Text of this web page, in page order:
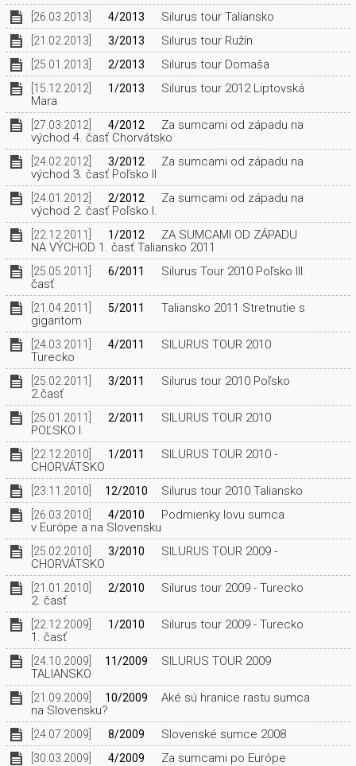
[26.03.2013] 4/2013 Silurus tour Taliansko
[21.02.2013] 3/2013 Silurus tour Ružín
[25.01.2013] 2/2013 Silurus tour Domaša
[15.12.2012] 1/2013
Silurus tour 2012 Liptovská
Mara
[27.03.2012] 4/2012
Za sumcami od západu na
východ 4. časť Chorvátsko
[24.02.2012] 3/2012
Za sumcami od západu na
východ 3. časť Poľsko II
[24.01.2012] 2/2012
Za sumcami od západu na
východ 2. časť Poľsko I.
[22.12.2011] 1/2012
ZA SUMCAMI OD ZÁPADU
NA VÝCHOD 1. časť Taliansko 2011
[25.05.2011] 6/2011
Silurus Tour 2010 Poľsko III.
časť
[21.04.2011] 5/2011
Taliansko 2011 Stretnutie s
gigantom
[24.03.2011] 4/2011
SILURUS TOUR 2010
Turecko
[25.02.2011] 3/2011
Silurus tour 2010 Poľsko
2.časť
[25.01.2011] 2/2011
SILURUS TOUR 2010
POĽSKO I.
[22.12.2010] 1/2011
SILURUS TOUR 2010 -
CHORVÁTSKO
[23.11.2010] 12/2010 Silurus tour 2010 Taliansko
[26.03.2010] 4/2010
Podmienky lovu sumca
v Európe a na Slovensku
[25.02.2010] 3/2010
SILURUS TOUR 2009 -
CHORVÁTSKO
[21.01.2010] 2/2010
Silurus tour 2009 - Turecko
2. časť
[22.12.2009] 1/2010
Silurus tour 2009 - Turecko
1. časť
[24.10.2009] 11/2009
SILURUS TOUR 2009
TALIANSKO
[21.09.2009] 10/2009
Aké sú hranice rastu sumca
na Slovensku?
[24.07.2009] 8/2009 Slovenské sumce 2008
[30.03.2009] 4/2009 Za sumcami po Európe